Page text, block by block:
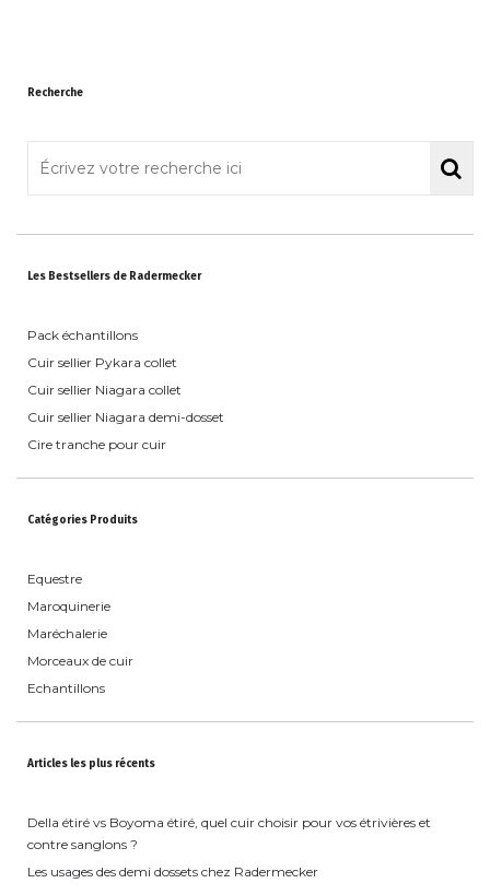
Recherche
Les Bestsellers de Radermecker
Pack échantillons
Cuir sellier Pykara collet
Cuir sellier Niagara collet
Cuir sellier Niagara demi-dosset
Cire tranche pour cuir
Catégories Produits
Equestre
Maroquinerie
Maréchalerie
Morceaux de cuir
Echantillons
Articles les plus récents
Della étiré vs Boyoma étiré, quel cuir choisir pour vos étrivières et
contre sanglons ?
Les usages des demi dossets chez Radermecker